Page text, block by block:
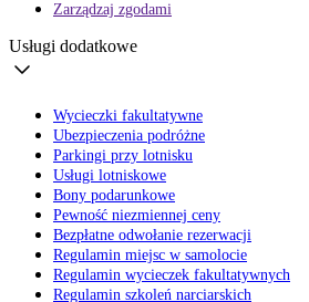
Zarządzaj zgodami
Usługi dodatkowe
Wycieczki fakultatywne
Ubezpieczenia podróżne
Parkingi przy lotnisku
Usługi lotniskowe
Bony podarunkowe
Pewność niezmiennej ceny
Bezpłatne odwołanie rezerwacji
Regulamin miejsc w samolocie
Regulamin wycieczek fakultatywnych
Regulamin szkoleń narciarskich